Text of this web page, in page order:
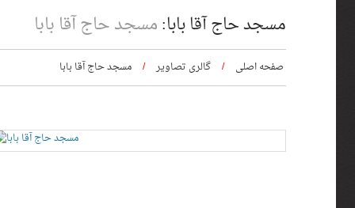
مسجد حاج آقا بابا:مسجد حاج آقا بابا
صفحه اصلی گالری تصاویر مسجد حاج آقا بابا